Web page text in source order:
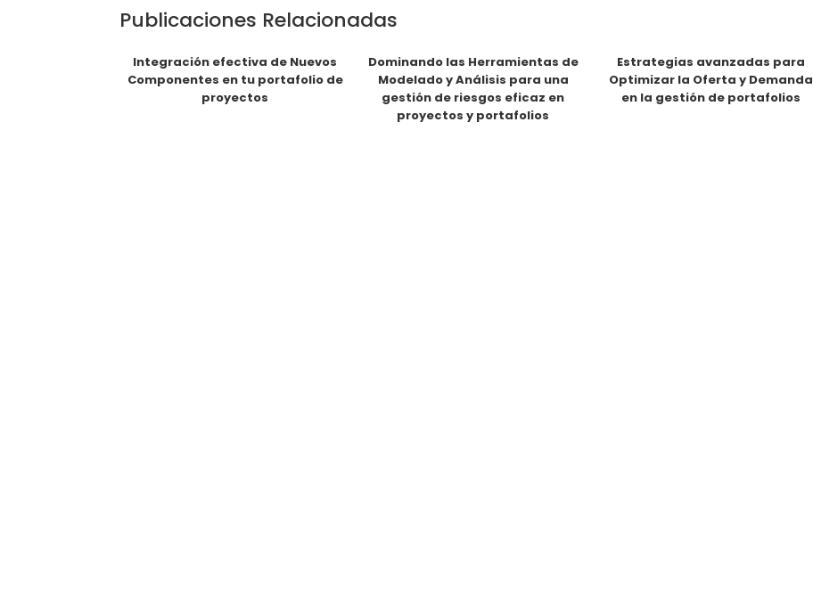
Publicaciones Relacionadas
Integración efectiva de Nuevos
Componentes en tu portafolio de
proyectos
Dominando las Herramientas de
Modelado y Análisis para una
gestión de riesgos eficaz en
proyectos y portafolios
Estrategias avanzadas para
Optimizar la Oferta y Demanda
en la gestión de portafolios